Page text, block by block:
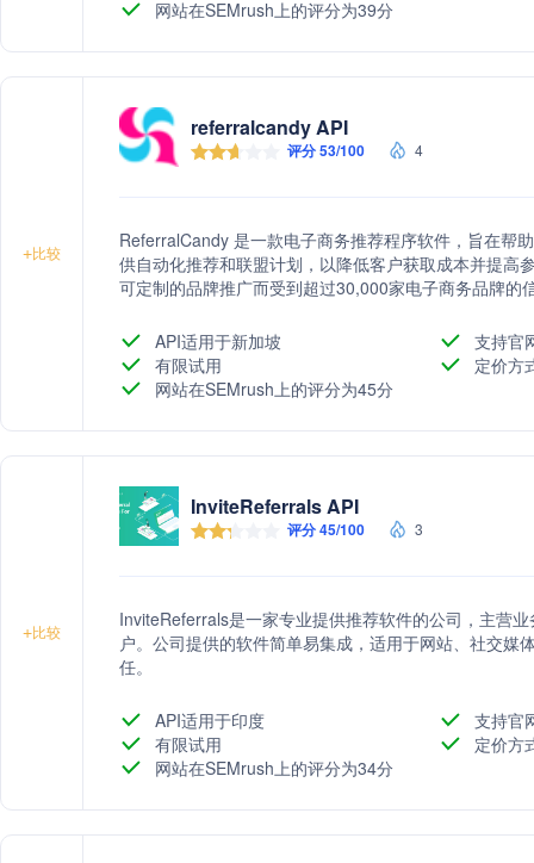
网站在SEMrush上的评分为39分
+比较
referralcandy API
评分 53/100 4
ReferralCandy 是一款电子商务推荐程序软件，旨在帮
供自动化推荐和联盟计划，以降低客户获取成本并提高
可定制的品牌推广而受到超过30,000家电子商务品牌的
API适用于新加坡
支持官
有限试用
定价方
网站在SEMrush上的评分为45分
+比较
InviteReferrals API
评分 45/100 3
InviteReferrals是一家专业提供推荐软件的公司，主营
户。公司提供的软件简单易集成，适用于网站、社交媒
任。
API适用于印度
支持官
有限试用
定价方
网站在SEMrush上的评分为34分